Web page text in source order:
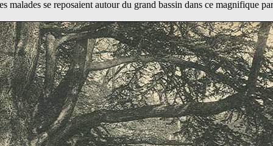
malades se reposaient autour du grand bassin dans ce magnifique